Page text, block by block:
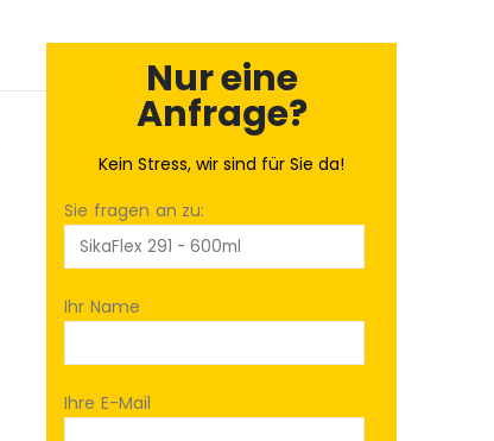
Nur eine
Anfrage?
Kein Stress, wir sind für Sie da!
Sie fragen an zu:
Ihr Name
Ihre E-Mail